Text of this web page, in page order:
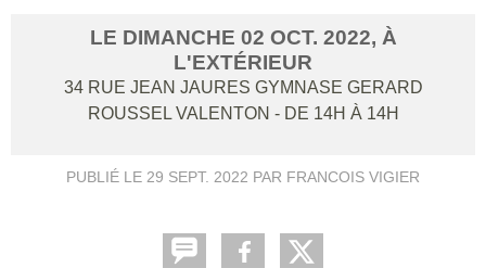
LE DIMANCHE 02 OCT. 2022, À
L'EXTÉRIEUR
34 RUE JEAN JAURES GYMNASE GERARD
ROUSSEL VALENTON - DE 14H À 14H
PUBLIÉ LE 29 SEPT. 2022 PAR FRANCOIS VIGIER